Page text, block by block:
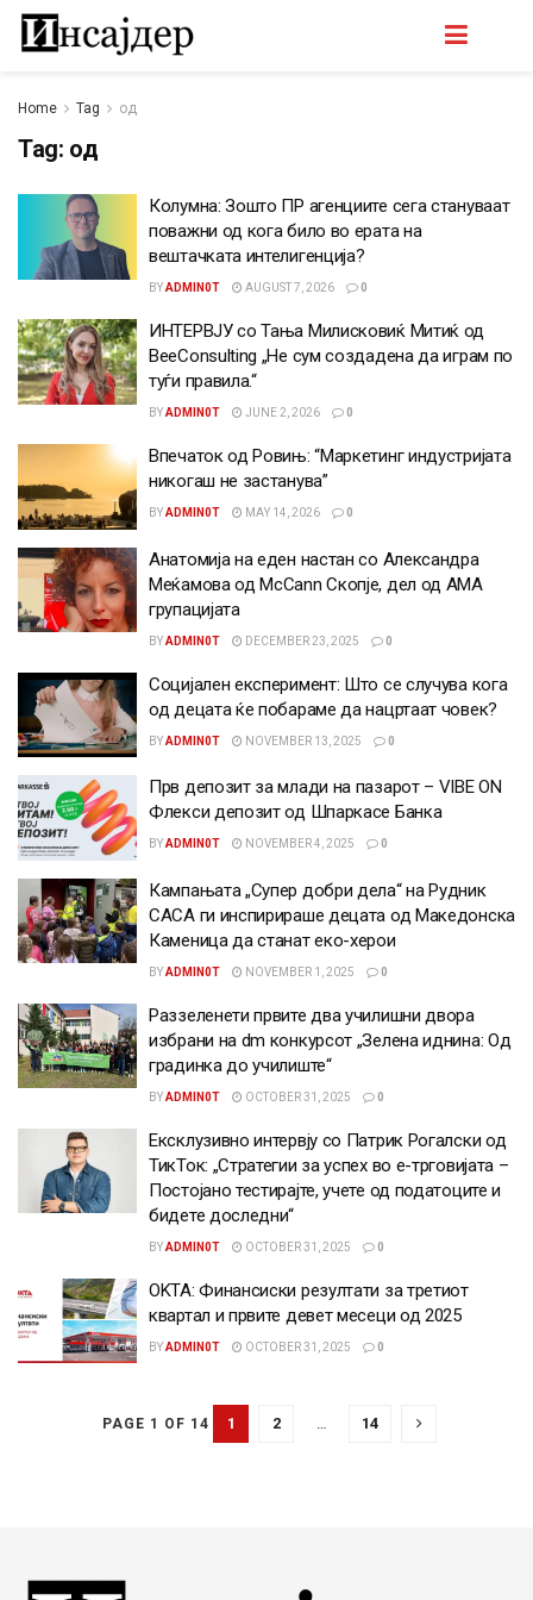
Home Tag од
Tag: од
Колумна: Зошто ПР агенциите сега стануваат
поважни од кога било во ерата на
вештачката интелигенција?
BYADMIN0T AUGUST 7, 2026 0
ИНТЕРВЈУ со Тања Милисковиќ Митиќ од
BeeConsulting „Не сум создадена да играм по
туѓи правила.“
BYADMIN0T JUNE 2, 2026 0
Впечаток од Ровињ: “Маркетинг индустријата
никогаш не застанува”
BYADMIN0T MAY 14, 2026 0
Анатомија на еден настан со Александра
Меќамова од McCann Скопје, дел од АМА
групацијата
BYADMIN0T DECEMBER 23, 2025 0
Социјален експеримент: Што се случува кога
од децата ќе побараме да нацртаат човек?
BYADMIN0T NOVEMBER 13, 2025 0
Прв депозит за млади на пазарот – VIBE ON
Флекси депозит од Шпаркасе Банка
BYADMIN0T NOVEMBER 4, 2025 0
Кампањата „Супер добри дела“ на Рудник
САСА ги инспирираше децата од Македонска
Каменица да станат еко-херои
BYADMIN0T NOVEMBER 1, 2025 0
Раззеленети првите два училишни двора
избрани на dm конкурсот „Зелена иднина: Од
градинка до училиште“
BYADMIN0T OCTOBER 31, 2025 0
Ексклузивно интервју со Патрик Рогалски од
ТикТок: „Стратегии за успех во е-трговијата –
Постојано тестирајте, учете од податоците и
бидете доследни“
BYADMIN0T OCTOBER 31, 2025 0
OKTA: Финансиски резултати за третиот
квартал и првите девет месеци од 2025
BYADMIN0T OCTOBER 31, 2025 0
PAGE 1 OF 14 1 2 … 14